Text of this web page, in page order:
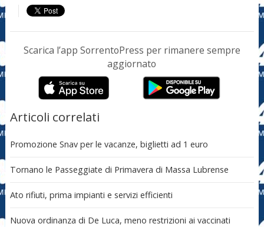
Scarica l’app SorrentoPress per rimanere sempre
aggiornato
Articoli correlati
Promozione Snav per le vacanze, biglietti ad 1 euro
Tornano le Passeggiate di Primavera di Massa Lubrense
Ato rifiuti, prima impianti e servizi efficienti
Nuova ordinanza di De Luca, meno restrizioni ai vaccinati